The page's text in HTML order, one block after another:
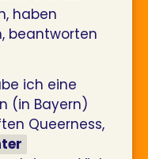
haben
beantworten
ich eine
(in Bayern)
Queerness,